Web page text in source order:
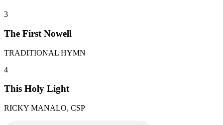
3
The First Nowell
TRADITIONAL HYMN
4
This Holy Light
RICKY MANALO, CSP